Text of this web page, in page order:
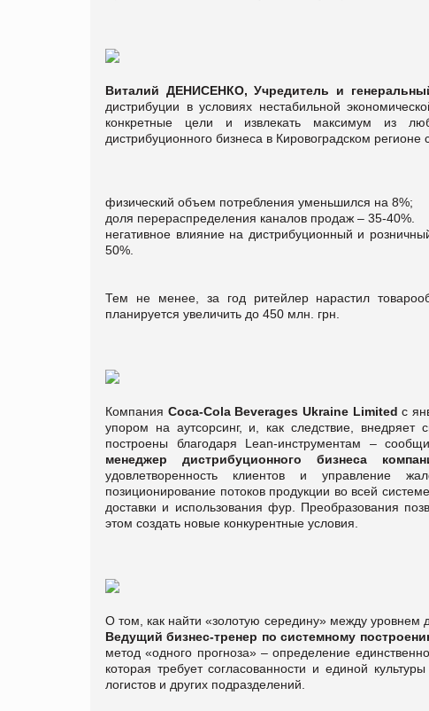
Виталий ДЕНИСЕНКО, Учредитель и
дистрибуции в условиях нестабильной
конкретные цели и извлекать максимум из
дистрибуционного бизнеса в Кировоградском
физический объем потребления уменьшился на 8%;
доля перераспределения каналов продаж – 35-40%.
негативное влияние на дистрибуционный и
50%.
Тем не менее, за год ритейлер нарастил
планируется увеличить до 450 млн. грн.
Компания Сoca-Cola Beverages Ukraine Limited с
упором на аутсорсинг, и, как следствие,
построены благодаря Lean-инструментам –
менеджер дистрибуционного бизнеса
удовлетворенность клиентов и управление
позиционирование потоков продукции во всей
доставки и использования фур. Преобразования
этом создать новые конкурентные условия.
О том, как найти «золотую середину» между уровнем
Ведущий бизнес-тренер по системному
метод «одного прогноза» – определение
которая требует согласованности и единой
логистов и других подразделений.